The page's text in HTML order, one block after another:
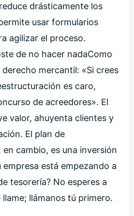
drásticamente los
usar formularios
agilizar el proceso.
de no hacer nadaComo
mercantil: «Si crees
es caro,
de acreedores». El
valor, ahuyenta clientes y
El plan de
cambio, es una inversión
empresa está empezando a
tesorería? No esperes a
llámanos tú primero.